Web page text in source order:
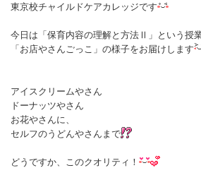
東京校チャイルドケアカレッジです
今日は「保育内容の理解と方法Ⅱ」という授業
「お店やさんごっこ」の様子をお届けします
アイスクリームやさん
ドーナッツやさん
お花やさんに、
セルフのうどんやさんまで
どうですか、このクオリティ！